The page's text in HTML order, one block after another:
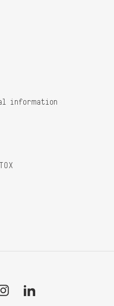
information
InstagramTumblr